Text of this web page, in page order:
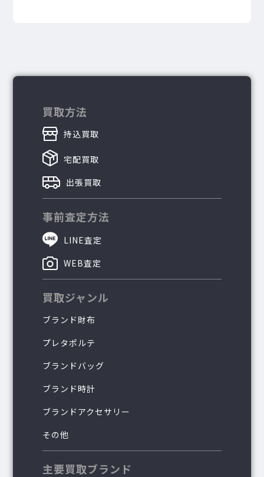
買取方法
持込買取
宅配買取
出張買取
事前査定方法
LINE査定
WEB査定
買取ジャンル
ブランド財布
プレタポルテ
ブランドバッグ
ブランド時計
ブランドアクセサリー
その他
主要買取ブランド